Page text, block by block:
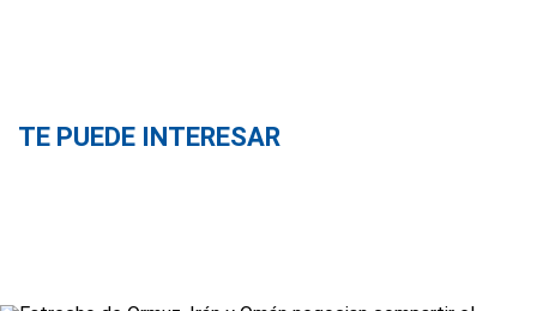
TE PUEDE INTERESAR